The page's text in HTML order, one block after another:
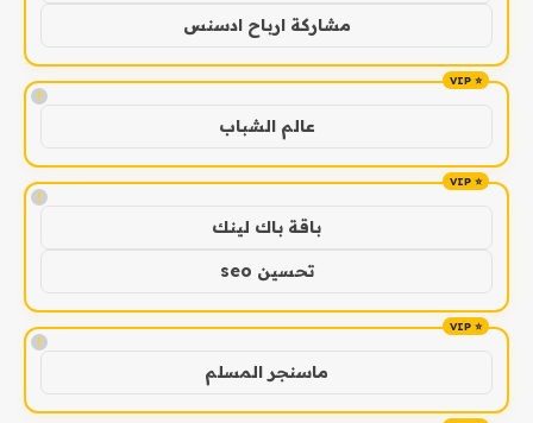
مشاركة ارباح ادسنس
!
عالم الشباب
!
باقة باك لينك
تحسين seo
!
ماسنجر المسلم